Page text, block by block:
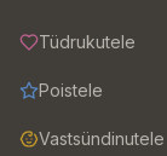
Tüdrukutele
Poistele
Vastsündinutele